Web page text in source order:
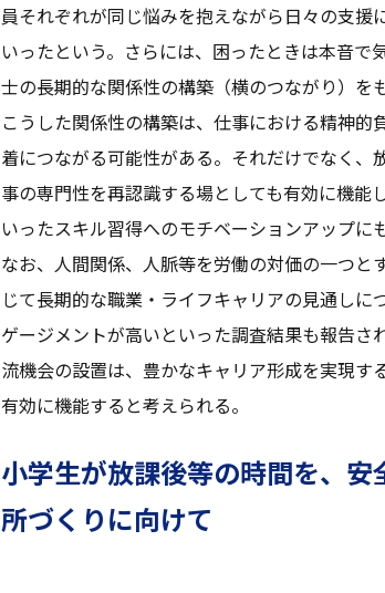
員それぞれが同じ悩みを抱えながら日々の支
いったという。さらには、困ったときは本音
士の長期的な関係性の構築（横のつながり）を
こうした関係性の構築は、仕事における精神
着につながる可能性がある。それだけでなく
事の専門性を再認識する場としても有効に機能
いったスキル習得へのモチベーションアップに
なお、人間関係、人脈等を労働の対価の一つ
じて長期的な職業・ライフキャリアの見通し
ゲージメントが高いといった調査結果も報告さ
流機会の設置は、豊かなキャリア形成を実現
有効に機能すると考えられる。
小学生が放課後等の時間を、
所づくりに向けて